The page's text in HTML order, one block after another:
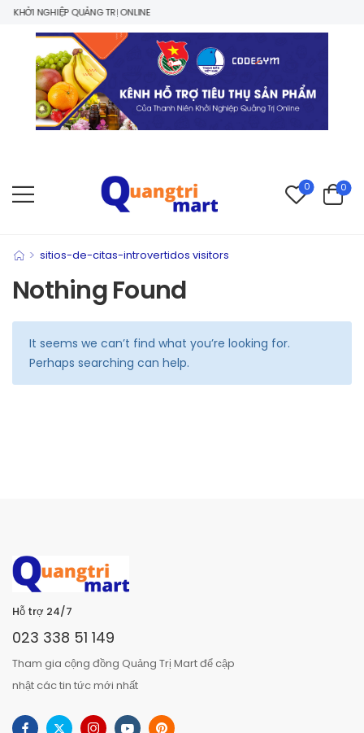
NGHIỆP QUẢNG TRỊ ONLINE
0 0
> sitios-de-citas-introvertidos visitors
Nothing Found
It seems we can’t find what you’re looking for.
Perhaps searching can help.
Hỗ trợ 24/7
023 338 51 149
Tham gia cộng đồng Quảng Trị Mart để cập
nhật các tin tức mới nhất